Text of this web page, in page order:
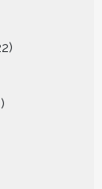
producten
producten